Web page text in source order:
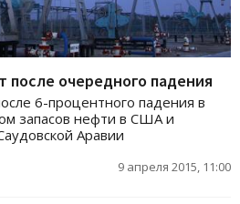
после очередного падения
6-процентного падения в
запасов нефти в США и
Аравии
9 апреля 2015, 11:00